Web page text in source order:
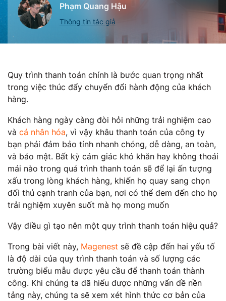
Phạm Quang Hậu
Thông tin tác giả
Quy trình thanh toán chính là bước quan trọng nhất
trong việc thúc đẩy chuyển đổi hành động của khách
hàng.
Khách hàng ngày càng đòi hỏi những trải nghiệm cao
và cá nhân hóa, vì vậy khâu thanh toán của công ty
bạn phải đảm bảo tính nhanh chóng, dễ dàng, an toàn,
và bảo mật. Bất kỳ cảm giác khó khăn hay không thoải
mái nào trong quá trình thanh toán sẽ để lại ấn tượng
xấu trong lòng khách hàng, khiến họ quay sang chọn
đối thủ cạnh tranh của bạn, nơi có thể đem đến cho họ
trải nghiệm xuyên suốt mà họ mong muốn
Vậy điều gì tạo nên một quy trình thanh toán hiệu quả?
Trong bài viết này, Magenest sẽ đề cập đến hai yếu tố
là độ dài của quy trình thanh toán và số lượng các
trường biểu mẫu được yêu cầu để thanh toán thành
công. Khi chúng ta đã hiểu được những vấn đề nền
tảng này, chúng ta sẽ xem xét hình thức cơ bản của